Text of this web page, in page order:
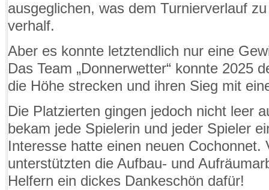
ausgeglichen, was dem Turnierverlauf
verhalf.
Aber es konnte letztendlich nur eine
Das Team „Donnerwetter“ konnte 2025
die Höhe strecken und ihren Sieg mit
Die Platzierten gingen jedoch nicht leer
bekam jede Spielerin und jeder Spieler
Interesse hatte einen neuen Cochonnet.
unterstützten die Aufbau- und
Helfern ein dickes Dankeschön dafür!